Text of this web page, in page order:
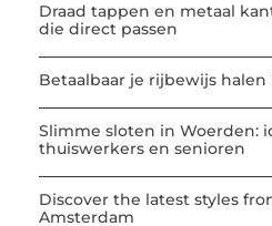
Draad tappen en metaal
die direct passen
Betaalbaar je rijbewijs halen
Slimme sloten in Woerden:
thuiswerkers en senioren
Discover the latest styles
Amsterdam